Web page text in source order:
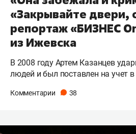
«Закрывайте двери,
репортаж «БИЗНЕС
из Ижевска
В 2008 году Артем Казанцев
людей и был поставлен на учет
Комментарии 38